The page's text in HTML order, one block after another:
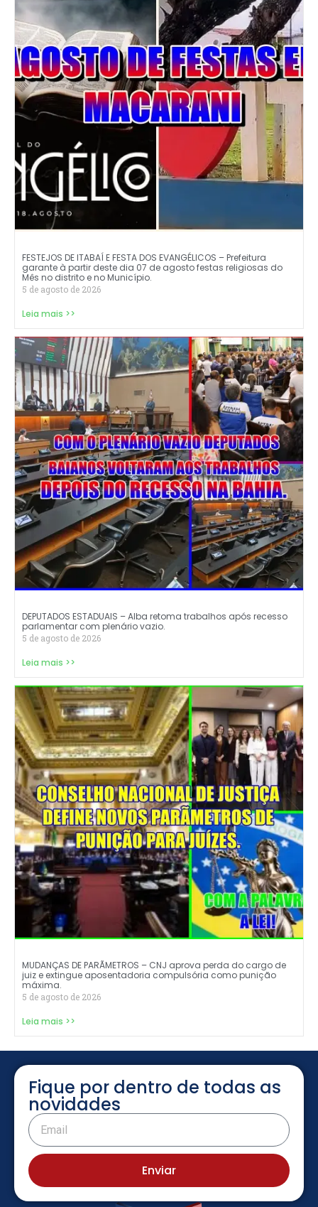
FESTEJOS DE ITABAÍ E FESTA DOS EVANGÉLICOS – Prefeitura
garante à partir deste dia 07 de agosto festas religiosas do
Mês no distrito e no Município.
5 de agosto de 2026
Leia mais >>
DEPUTADOS ESTADUAIS – Alba retoma trabalhos após recesso
parlamentar com plenário vazio.
5 de agosto de 2026
Leia mais >>
MUDANÇAS DE PARÃMETROS – CNJ aprova perda do cargo de
juiz e extingue aposentadoria compulsória como punição
máxima.
5 de agosto de 2026
Leia mais >>
Fique por dentro de todas as
novidades
Enviar